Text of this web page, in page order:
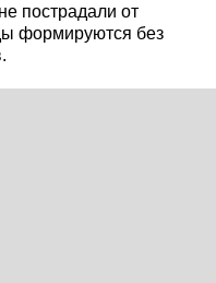
пострадали от
формируются без